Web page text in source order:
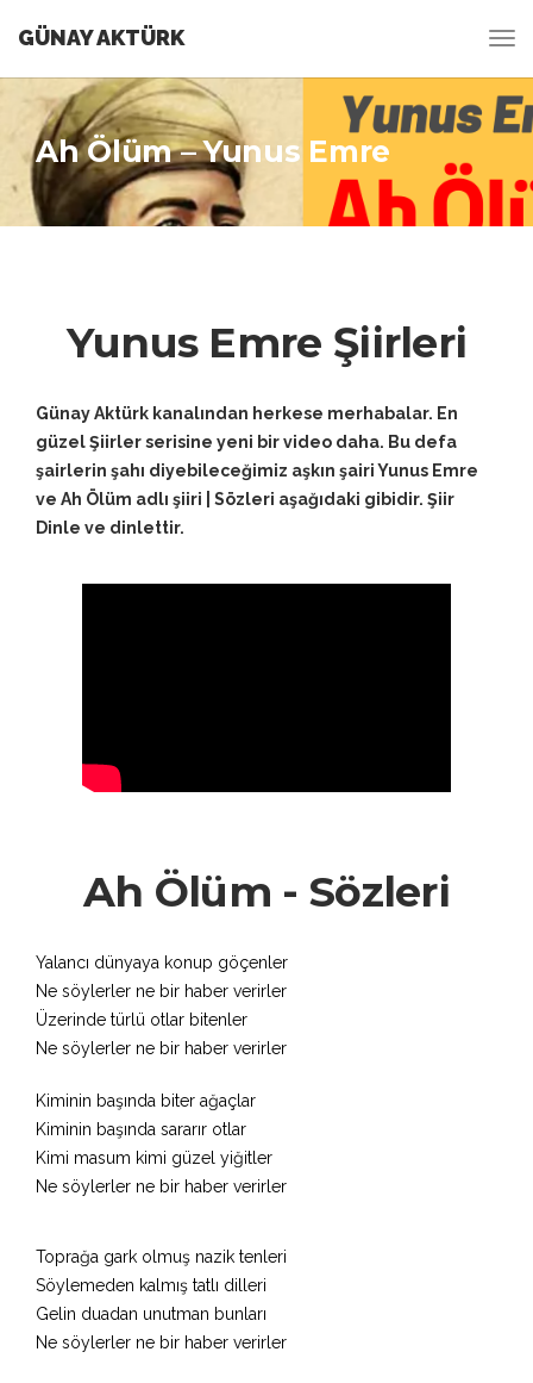
GÜNAY AKTÜRK
Ah Ölüm – Yunus Emre
Yunus Emre Şiirleri
Günay Aktürk kanalından herkese merhabalar. En
güzel Şiirler serisine yeni bir video daha. Bu defa
şairlerin şahı diyebileceğimiz aşkın şairi Yunus Emre
ve Ah Ölüm adlı şiiri | Sözleri aşağıdaki gibidir. Şiir
Dinle ve dinlettir.
Ah Ölüm - Sözleri
Yalancı dünyaya konup göçenler
Ne söylerler ne bir haber verirler
Üzerinde türlü otlar bitenler
Ne söylerler ne bir haber verirler
Kiminin başında biter ağaçlar
Kiminin başında sararır otlar
Kimi masum kimi güzel yiğitler
Ne söylerler ne bir haber verirler
Toprağa gark olmuş nazik tenleri
Söylemeden kalmış tatlı dilleri
Gelin duadan unutman bunları
Ne söylerler ne bir haber verirler